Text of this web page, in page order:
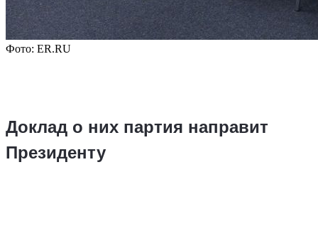
Фото: ER.RU
Доклад о них партия направит
Президенту